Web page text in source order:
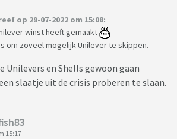
op 29-07-2022 om 15:08:
winst heeft gemaakt
om zoveel mogelijk Unilever te skippen.
Unilevers en Shells gewoon gaan
slaatje uit de crisis proberen te slaan.
15:17